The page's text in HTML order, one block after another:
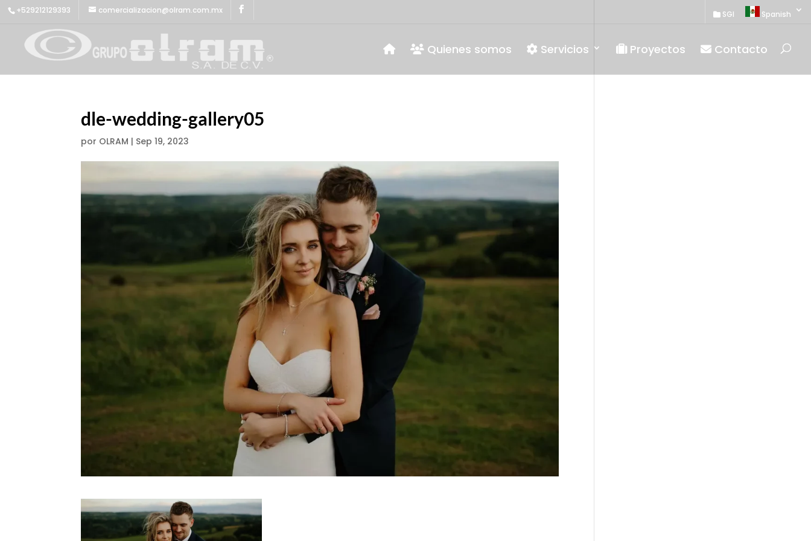
+529212129393 comercializacion@olram.com.mx SGI Spanish
Quienes somos Servicios Proyectos Contacto
dle-wedding-gallery05
por OLRAM | Sep 19, 2023